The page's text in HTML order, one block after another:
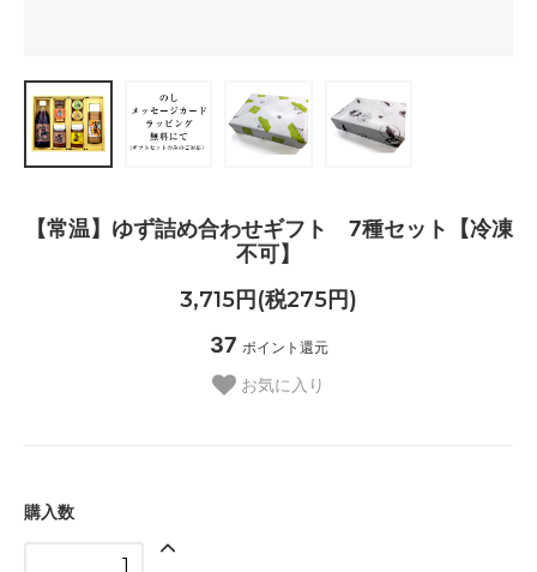
【常温】ゆず詰め合わせギフト 7種セット【冷凍
不可】
3,715円(税275円)
37 ポイント還元
お気に入り
購入数